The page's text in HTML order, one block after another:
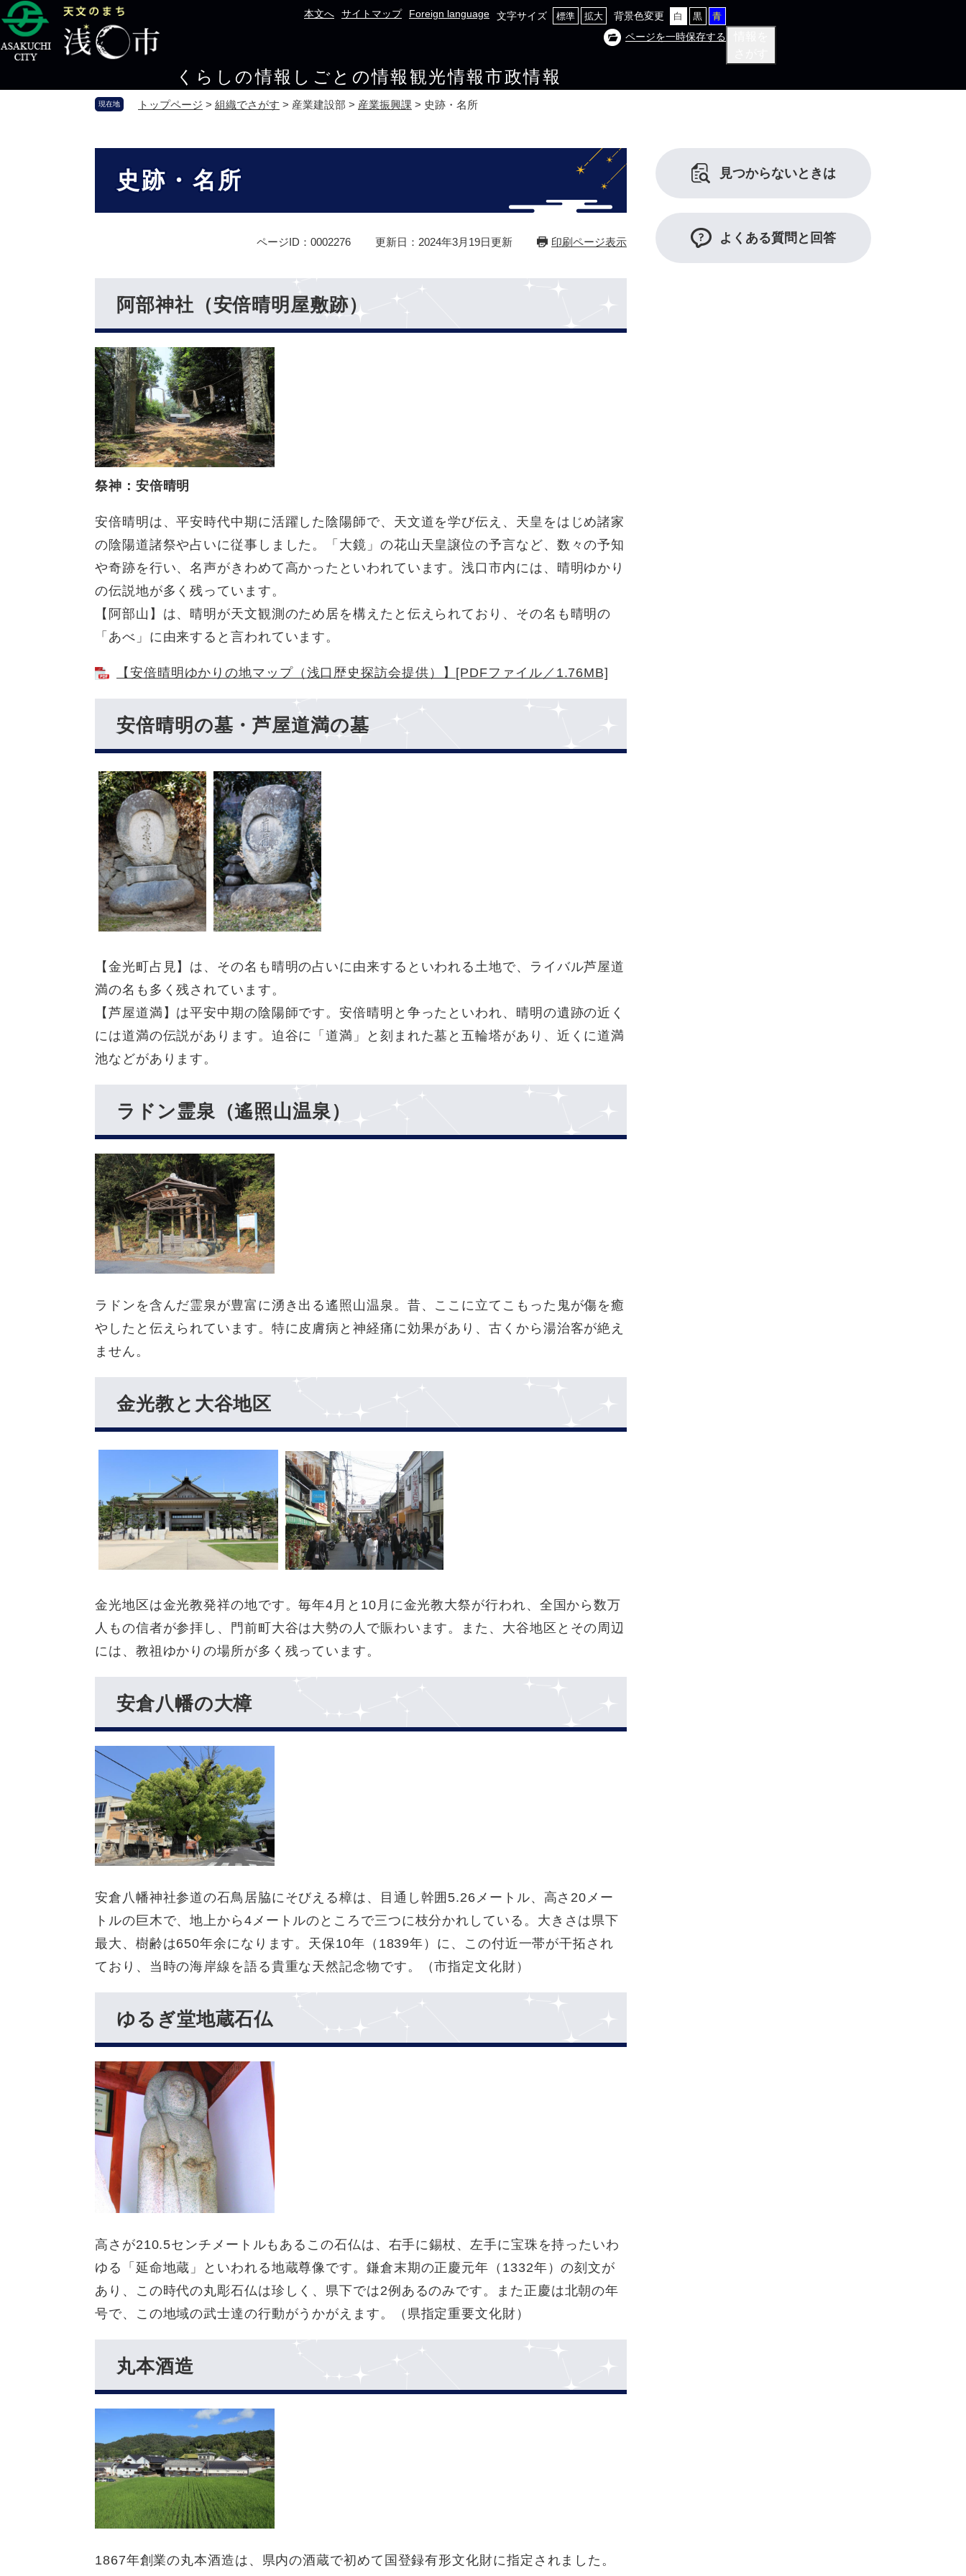
ペ
ー
ジ
メ
ニ
ュ
本文へ サイトマップ Foreign language 文字サイズ 標準 拡大 背景色変更 白 黒 青
ページを一時保存する
くらしの情報 しごとの情報観光情報市政情報
現在地 トップページ > 組織でさがす > 産業建設部 > 産業振興課 > 史跡・名所
史跡・名所
ページID：0002276 更新日：2024年3月19日更新 印刷ページ表示
阿部神社（安倍晴明屋敷跡）
祭神：安倍晴明
安倍晴明は、平安時代中期に活躍した陰陽師で、天文道を学び伝え、天皇をはじめ諸家
の陰陽道諸祭や占いに従事しました。「大鏡」の花山天皇譲位の予言など、数々の予知
や奇跡を行い、名声がきわめて高かったといわれています。浅口市内には、晴明ゆかり
の伝説地が多く残っています。
【阿部山】は、晴明が天文観測のため居を構えたと伝えられており、その名も晴明の
「あべ」に由来すると言われています。
【安倍晴明ゆかりの地マップ（浅口歴史探訪会提供）】[PDFファイル／1.76MB]
安倍晴明の墓・芦屋道満の墓
【金光町占見】は、その名も晴明の占いに由来するといわれる土地で、ライバル芦屋道
満の名も多く残されています。
【芦屋道満】は平安中期の陰陽師です。安倍晴明と争ったといわれ、晴明の遺跡の近く
には道満の伝説があります。迫谷に「道満」と刻まれた墓と五輪塔があり、近くに道満
池などがあります。
ラドン霊泉（遙照山温泉）
ラドンを含んだ霊泉が豊富に湧き出る遙照山温泉。昔、ここに立てこもった鬼が傷を癒
やしたと伝えられています。特に皮膚病と神経痛に効果があり、古くから湯治客が絶え
ません。
金光教と大谷地区
金光地区は金光教発祥の地です。毎年4月と10月に金光教大祭が行われ、全国から数万
人もの信者が参拝し、門前町大谷は大勢の人で賑わいます。また、大谷地区とその周辺
には、教祖ゆかりの場所が多く残っています。
安倉八幡の大樟
安倉八幡神社参道の石鳥居脇にそびえる樟は、目通し幹囲5.26メートル、高さ20メー
トルの巨木で、地上から4メートルのところで三つに枝分かれしている。大きさは県下
最大、樹齢は650年余になります。天保10年（1839年）に、この付近一帯が干拓され
ており、当時の海岸線を語る貴重な天然記念物です。（市指定文化財）
ゆるぎ堂地蔵石仏
高さが210.5センチメートルもあるこの石仏は、右手に錫杖、左手に宝珠を持ったいわ
ゆる「延命地蔵」といわれる地蔵尊像です。鎌倉末期の正慶元年（1332年）の刻文が
あり、この時代の丸彫石仏は珍しく、県下では2例あるのみです。また正慶は北朝の年
号で、この地域の武士達の行動がうかがえます。（県指定重要文化財）
丸本酒造
1867年創業の丸本酒造は、県内の酒蔵で初めて国登録有形文化財に指定されました。
見つからないときは
よくある質問と回答